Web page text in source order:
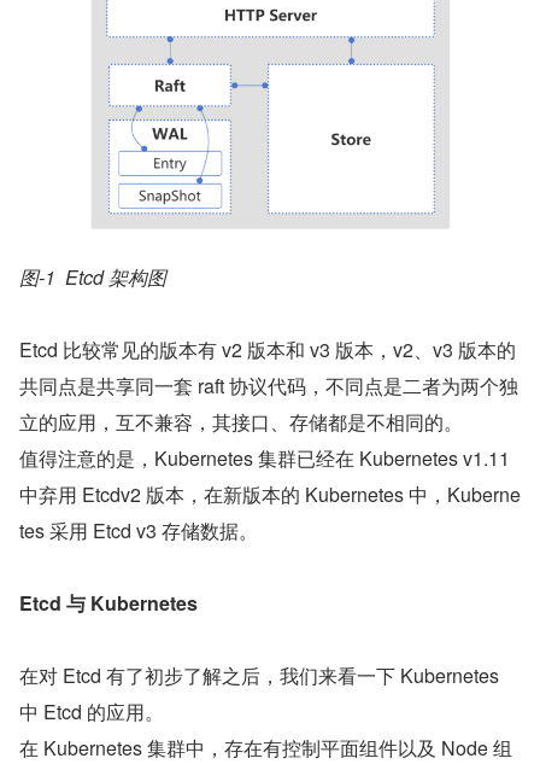
图-1  Etcd 架构图
Etcd 比较常见的版本有 v2 版本和 v3 版本，v2、v3 版本的
共同点是共享同一套 raft 协议代码，不同点是二者为两个独
立的应用，互不兼容，其接口、存储都是不相同的。
值得注意的是，Kubernetes 集群已经在 Kubernetes v1.11
中弃用 Etcdv2 版本，在新版本的 Kubernetes 中，Kuberne
tes 采用 Etcd v3 存储数据。
Etcd 与 Kubernetes
在对 Etcd 有了初步了解之后，我们来看一下 Kubernetes
中 Etcd 的应用。
在 Kubernetes 集群中，存在有控制平面组件以及 Node 组